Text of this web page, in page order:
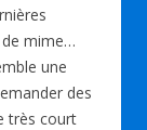
de mime…
une
des
très court